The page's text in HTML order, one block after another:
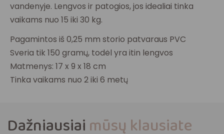
vandenyje. Lengvos ir patogios, jos idealiai tinka
vaikams nuo 15 iki 30 kg.
Pagamintos iš 0,25 mm storio patvaraus PVC
Sveria tik 150 gramų, todėl yra itin lengvos
Matmenys: 17 x 9 x 18 cm
Tinka vaikams nuo 2 iki 6 metų
Dažniausiaimūsų klausiate